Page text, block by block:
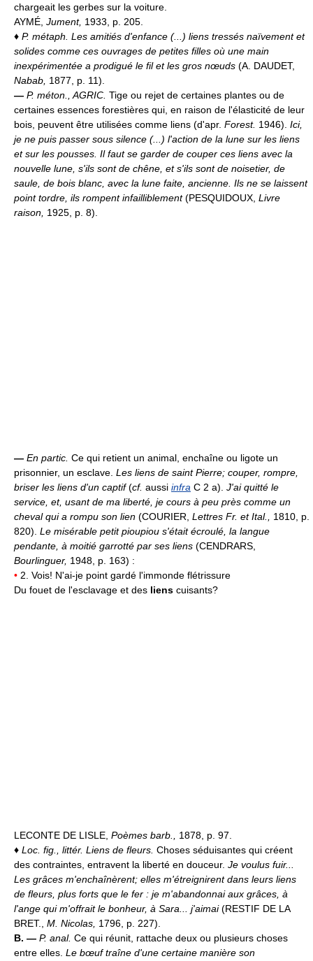
chargeait les gerbes sur la voiture.
AYMÉ, Jument, 1933, p. 205.
♦ P. métaph. Les amitiés d'enfance (...) liens tressés naïvement et
solides comme ces ouvrages de petites filles où une main
inexpérimentée a prodigué le fil et les gros nœuds (A. DAUDET,
Nabab, 1877, p. 11).
— P. méton., AGRIC. Tige ou rejet de certaines plantes ou de
certaines essences forestières qui, en raison de l'élasticité de leur
bois, peuvent être utilisées comme liens (d'apr. Forest. 1946). Ici,
je ne puis passer sous silence (...) l'action de la lune sur les liens
et sur les pousses. Il faut se garder de couper ces liens avec la
nouvelle lune, s'ils sont de chêne, et s'ils sont de noisetier, de
saule, de bois blanc, avec la lune faite, ancienne. Ils ne se laissent
point tordre, ils rompent infailliblement(PESQUIDOUX, Livre
raison, 1925, p. 8).
— En partic. Ce qui retient un animal, enchaîne ou ligote un
prisonnier, un esclave. Les liens de saint Pierre; couper, rompre,
briser les liens d'un captif(cf. aussi infra C 2 a). J'ai quitté le
service, et, usant de ma liberté, je cours à peu près comme un
cheval qui a rompu son lien (COURIER, Lettres Fr. et Ital., 1810, p.
820). Le misérable petit pioupiou s'était écroulé, la langue
pendante, à moitié garrotté par ses liens (CENDRARS,
Bourlinguer, 1948, p. 163) :
• 2. Vois! N'ai-je point gardé l'immonde flétrissure
Du fouet de l'esclavage et des liens cuisants?
LECONTE DE LISLE, Poèmes barb., 1878, p. 97.
♦ Loc. fig., littér. Liens de fleurs. Choses séduisantes qui créent
des contraintes, entravent la liberté en douceur. Je voulus fuir...
Les grâces m'enchaînèrent; elles m'étreignirent dans leurs liens
de fleurs, plus forts que le fer : je m'abandonnai aux grâces, à
l'ange qui m'offrait le bonheur, à Sara... j'aimai(RESTIF DE LA
BRET., M. Nicolas, 1796, p. 227).
B. — P. anal. Ce qui réunit, rattache deux ou plusieurs choses
entre elles. Le bœuf traîne d'une certaine manière son